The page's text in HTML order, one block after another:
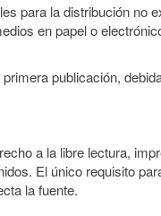
para la distribución no
en papel o
publicación,
a la libre lectura,
El único requisito
la fuente.